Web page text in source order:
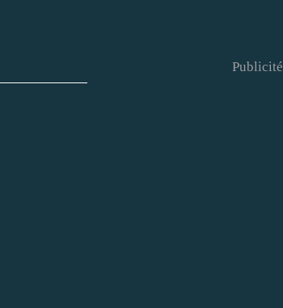
Publicité